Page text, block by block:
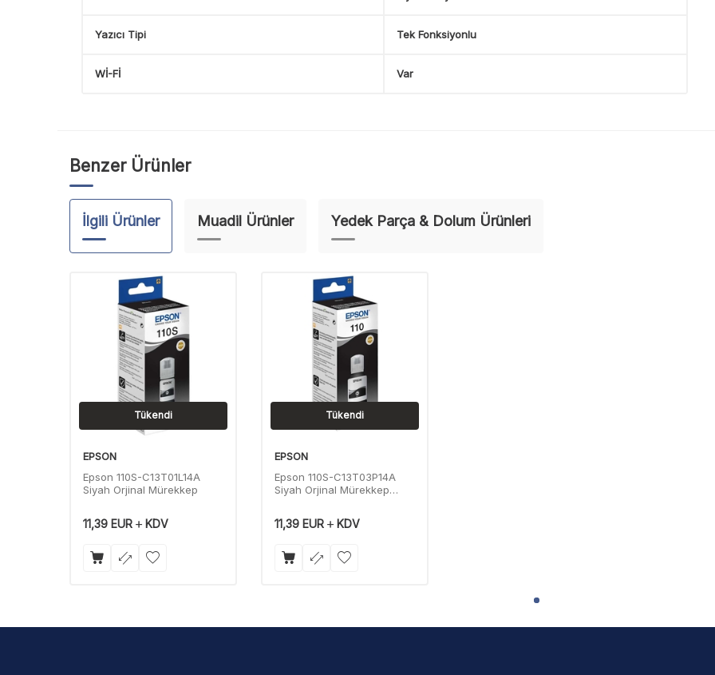
Yazıcı Tipi Tek Fonksiyonlu
Wİ-Fİ Var
Benzer Ürünler
İlgili Ürünler Muadil Ürünler Yedek Parça & Dolum Ürünleri
Tükendi
EPSON
Epson 110S-C13T01L14A
Siyah Orjinal Mürekkep
11,39 EUR KDV
Tükendi
EPSON
Epson 110S-C13T03P14A
Siyah Orjinal Mürekkep
11,39 EUR KDV